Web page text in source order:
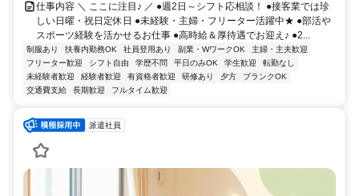
仕事内容 ＼ ここに注目♪ ／ ●週2日～シフト応相談！ ●接客業では珍
しい日曜・祝日定休日 ●未経験・主婦・フリーター活躍中★ ●部活や
スポーツ経験を活かせるお仕事 ●高時給＆厚待遇でお迎え♪ ●2...
制服あり 扶養内勤務OK 社員登用あり 副業・WワークOK
主婦・主夫歓迎
フリーター歓迎
シフト自由 学歴不問 平日のみOK 学生歓迎
転勤なし
未経験者歓迎
経験者歓迎 有資格者歓迎 研修あり 夕方
ブランクOK
交通費支給
長期歓迎 フルタイム歓迎
派遣社員